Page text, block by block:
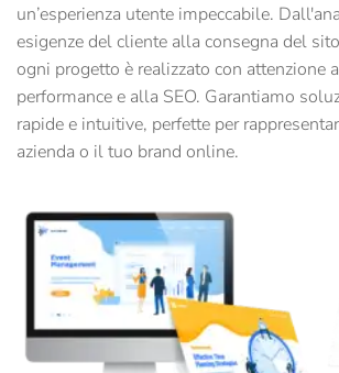
un’esperienza utente impeccabile.
esigenze del cliente alla consegna del
ogni progetto è realizzato con attenzione
performance e alla SEO. Garantiamo
rapide e intuitive, perfette per
azienda o il tuo brand online.